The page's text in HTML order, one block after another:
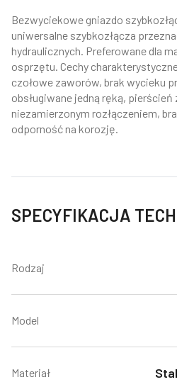
Bezwyciekowe gniazdo
uniwersalne szybkozłącza
hydraulicznych. Preferowane dla
osprzętu. Cechy
czołowe zaworów, brak wycieku
obsługiwane jedną ręką,
niezamierzonym rozłączeniem,
odporność na korozję.
SPECYFIKACJA
Rodzaj
Model
Materiał